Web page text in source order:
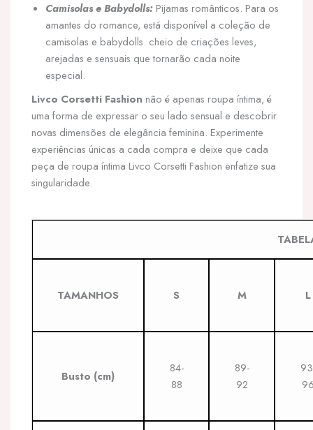
Camisolas e Babydolls: Pijamas românticos. Para os
amantes do romance, está disponível a coleção de
camisolas e babydolls. cheio de criações leves,
arejadas e sensuais que tornarão cada noite
especial.
Livco Corsetti Fashion não é apenas roupa íntima, é
uma forma de expressar o seu lado sensual e descobrir
novas dimensões de elegância feminina. Experimente
experiências únicas a cada compra e deixe que cada
peça de roupa íntima Livco Corsetti Fashion enfatize sua
singularidade.
TAMANHOS S M L
Busto (cm)
84-
88
89-
92